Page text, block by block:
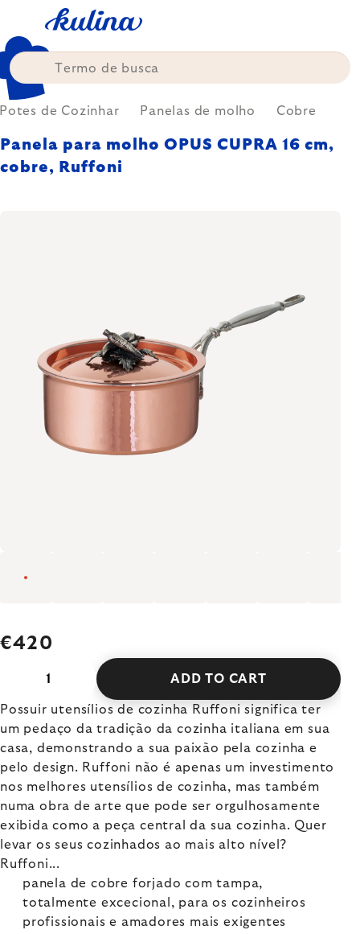
content
Potes de Cozinhar Panelas de molho Cobre
Panela para molho OPUS CUPRA 16 cm,
cobre, Ruffoni
€420
ADD TO CART
Possuir utensílios de cozinha Ruffoni significa ter
um pedaço da tradição da cozinha italiana em sua
casa, demonstrando a sua paixão pela cozinha e
pelo design. Ruffoni não é apenas um investimento
nos melhores utensílios de cozinha, mas também
numa obra de arte que pode ser orgulhosamente
exibida como a peça central da sua cozinha. Quer
levar os seus cozinhados ao mais alto nível?
Ruffoni...
panela de cobre forjado com tampa,
totalmente excecional, para os cozinheiros
profissionais e amadores mais exigentes